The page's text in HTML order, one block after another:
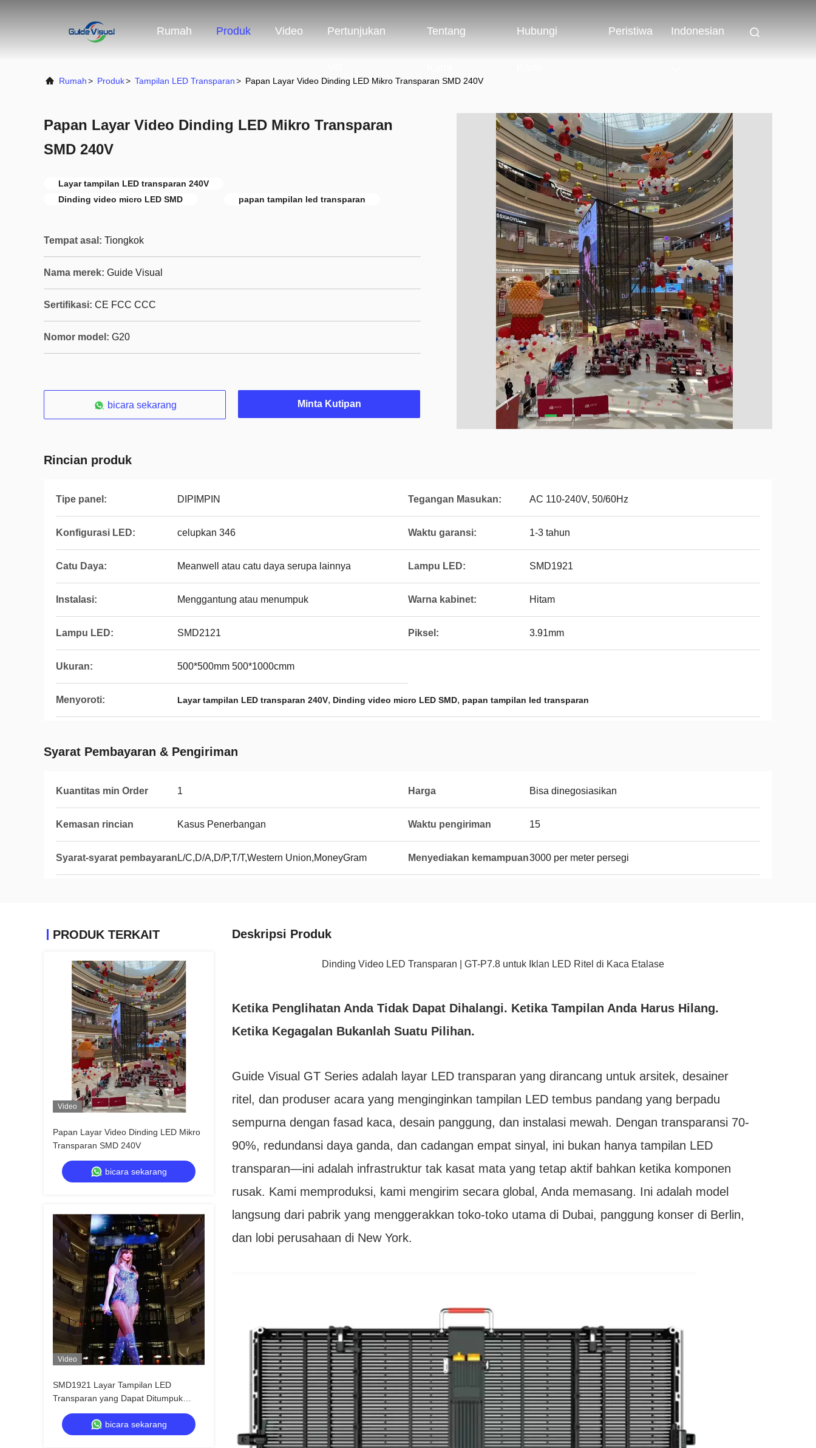
Rumah Produk Video Pertunjukan Tentang Hubungi Peristiwa Indonesian
Rumah> Produk> Tampilan LED Transparan> Papan Layar Video Dinding LED Mikro Transparan SMD 240V
Papan Layar Video Dinding LED Mikro Transparan
SMD 240V
Layar tampilan LED transparan 240V
Dinding video micro LED SMD
papan tampilan led transparan
Tempat asal: Tiongkok
Nama merek: Guide Visual
Sertifikasi: CE FCC CCC
Nomor model: G20
bicara sekarang Minta Kutipan
Rincian produk
Tipe panel: DIPIMPIN Tegangan Masukan: AC 110-240V, 50/60Hz
Konfigurasi LED: celupkan 346 Waktu garansi: 1-3 tahun
Catu Daya: Meanwell atau catu daya serupa lainnya Lampu LED: SMD1921
Instalasi: Menggantung atau menumpuk Warna kabinet: Hitam
Lampu LED: SMD2121 Piksel: 3.91mm
Ukuran: 500*500mm 500*1000cmm
Menyoroti: Layar tampilan LED transparan 240V, Dinding video micro LED SMD, papan tampilan led transparan
Syarat Pembayaran & Pengiriman
Kuantitas min Order 1 Harga Bisa dinegosiasikan
Kemasan rincian Kasus Penerbangan Waktu pengiriman 15
Syarat-syarat pembayaran L/C,D/A,D/P,T/T,Western Union,MoneyGram Menyediakan kemampuan3000 per meter persegi
PRODUK TERKAIT
Video
Papan Layar Video Dinding LED Mikro
Transparan SMD 240V
bicara sekarang
Video
SMD1921 Layar Tampilan LED
Transparan yang Dapat Ditumpuk
untuk Ritel
bicara sekarang
Deskripsi Produk
Dinding Video LED Transparan | GT-P7.8 untuk Iklan LED Ritel di Kaca Etalase
Ketika Penglihatan Anda Tidak Dapat Dihalangi. Ketika Tampilan Anda Harus Hilang.
Ketika Kegagalan Bukanlah Suatu Pilihan.
Guide Visual GT Series adalah layar LED transparan yang dirancang untuk arsitek, desainer
ritel, dan produser acara yang menginginkan tampilan LED tembus pandang yang berpadu
sempurna dengan fasad kaca, desain panggung, dan instalasi mewah. Dengan transparansi 70-
90%, redundansi daya ganda, dan cadangan empat sinyal, ini bukan hanya tampilan LED
transparan—ini adalah infrastruktur tak kasat mata yang tetap aktif bahkan ketika komponen
rusak. Kami memproduksi, kami mengirim secara global, Anda memasang. Ini adalah model
langsung dari pabrik yang menggerakkan toko-toko utama di Dubai, panggung konser di Berlin,
dan lobi perusahaan di New York.